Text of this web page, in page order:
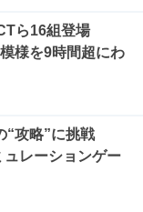
ら16組登場
様を9時間超にわ
“攻略”に挑戦
ュレーションゲー